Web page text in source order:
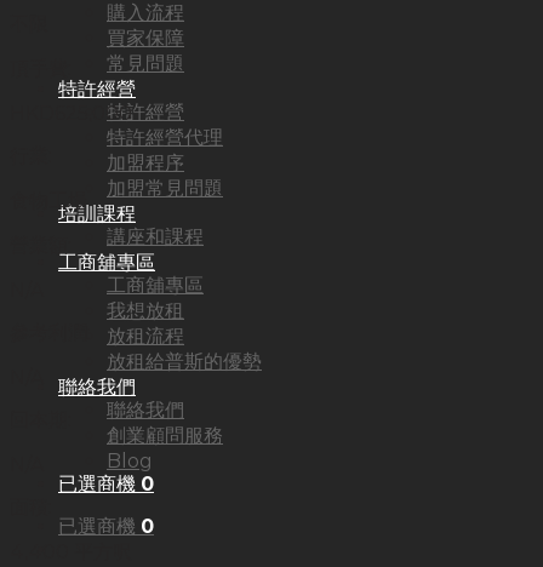
購入流程
買家保障
常見問題
特許經營
特許經營
特許經營代理
加盟程序
加盟常見問題
培訓課程
講座和課程
工商舖專區
工商舖專區
我想放租
放租流程
放租給普斯的優勢
聯絡我們
聯絡我們
創業顧問服務
Blog
已選商機 0
已選商機 0
625,000
食物工場